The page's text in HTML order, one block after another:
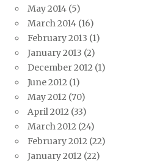
May 2014 (5)
March 2014 (16)
February 2013 (1)
January 2013 (2)
December 2012 (1)
June 2012 (1)
May 2012 (70)
April 2012 (33)
March 2012 (24)
February 2012 (22)
January 2012 (22)